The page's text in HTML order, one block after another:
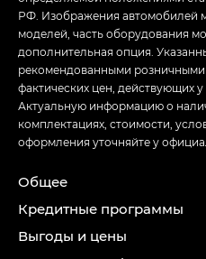
РФ. Изображения автомобилей
моделей, часть оборудования
дополнительная опция.
рекомендованными розничными
фактических цен, действующих
Актуальную информацию о
комплектациях, стоимости,
оформления уточняйте у
Общее
Кредитные программы
Выгоды и цены